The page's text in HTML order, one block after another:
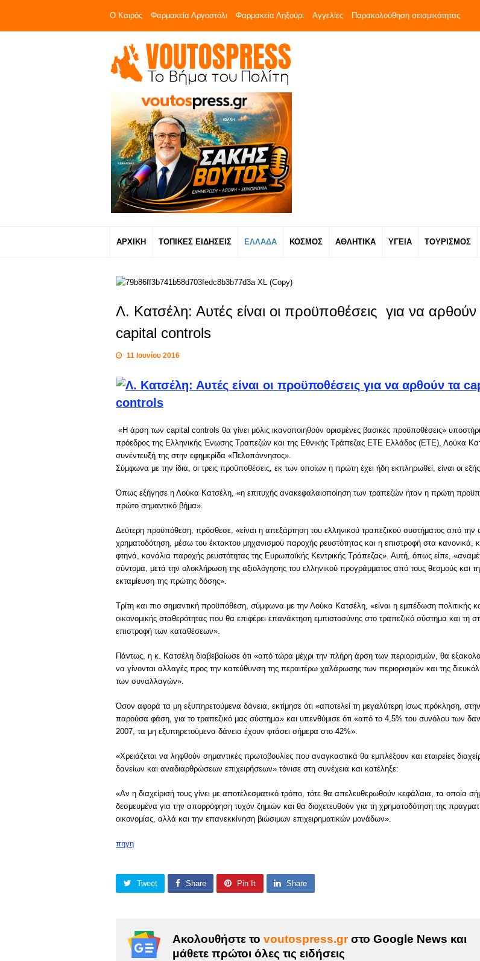
Ο Καιρός Φαρμακεία Αργοστόλι Φαρμακεία Ληξούρι Αγγελίες Παρακολούθηση σεισμικότητας
ΑΡΧΙΚΗ ΤΟΠΙΚΕΣ ΕΙΔΗΣΕΙΣ ΕΛΛΑΔΑ ΚΟΣΜΟΣ ΑΘΛΗΤΙΚΑ ΥΓΕΙΑ ΤΟΥΡΙΣΜΟΣ
Λ. Κατσέλη: Αυτές είναι οι προϋποθέσεις για να αρθούν
capital controls
11 Ιουνίου 2016
«Η άρση των capital controls θα γίνει μόλις ικανοποιηθούν ορισμένες βασικές προϋποθέσεις»
πρόεδρος της Ελληνικής Ένωσης Τραπεζών και της Εθνικής Τράπεζας ΕΤΕ Ελλάδος (ΕΤΕ), Λούκα
συνέντευξή της στην εφημερίδα «Πελοπόννησος».
Σύμφωνα με την ίδια, οι τρεις προϋποθέσεις, εκ των οποίων η πρώτη έχει ήδη εκπληρωθεί, είναι οι
Όπως εξήγησε η Λούκα Κατσέλη, «η επιτυχής ανακεφαλαιοποίηση των τραπεζών ήταν η πρώτη
πρώτο σημαντικό βήμα».
Δεύτερη προϋπόθεση, πρόσθεσε, «είναι η απεξάρτηση του ελληνικού τραπεζικού συστήματος από την
χρηματοδότηση, μέσω του έκτακτου μηχανισμού παροχής ρευστότητας και η επιστροφή στα κανονικά,
φτηνά, κανάλια παροχής ρευστότητας της Ευρωπαϊκής Κεντρικής Τράπεζας». Αυτή, όπως είπε,
σύντομα, μετά την ολοκλήρωση της αξιολόγησης του ελληνικού προγράμματος από τους θεσμούς και
εκταμίευση της πρώτης δόσης».
Τρίτη και πιο σημαντική προϋπόθεση, σύμφωνα με την Λούκα Κατσέλη, «είναι η εμπέδωση πολιτικής
οικονομικής σταθερότητας που θα επιφέρει επανάκτηση εμπιστοσύνης στο τραπεζικό σύστημα και τη
επιστροφή των καταθέσεων».
Πάντως, η κ. Κατσέλη διαβεβαίωσε ότι «από τώρα μέχρι την πλήρη άρση των περιορισμών, θα
να γίνονται αλλαγές προς την κατεύθυνση της περαιτέρω χαλάρωσης των περιορισμών και της
των συναλλαγών».
Όσον αφορά τα μη εξυπηρετούμενα δάνεια, εκτίμησε ότι «αποτελεί τη μεγαλύτερη ίσως πρόκληση, στην
παρούσα φάση, για το τραπεζικό μας σύστημα» και υπενθύμισε ότι «από το 4,5% του συνόλου των
2007, τα μη εξυπηρετούμενα δάνεια έχουν φτάσει σήμερα στο 42%».
«Χρειάζεται να ληφθούν σημαντικές πρωτοβουλίες που αναγκαστικά θα εμπλέξουν και εταιρείες
δανείων και αναδιαρθρώσεων επιχειρήσεων» τόνισε στη συνέχεια και κατέληξε:
«Αν η διαχείρισή τους γίνει με αποτελεσματικό τρόπο, τότε θα απελευθερωθούν κεφάλαια, τα οποία
δεσμευμένα για την απορρόφηση τυχόν ζημιών και θα διοχετευθούν για τη χρηματοδότηση της
οικονομίας, αλλά και την επανεκκίνηση βιώσιμων επιχειρηματικών μονάδων».
πηγη
Tweet Share Pin It Share
Ακολουθήστε τοvoutospress.grστο Google News και
μάθετε πρώτοι όλες τις ειδήσεις